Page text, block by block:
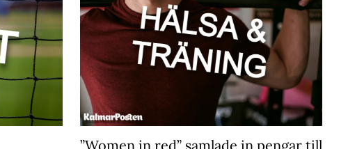
”Women in red” samlade in pengar till